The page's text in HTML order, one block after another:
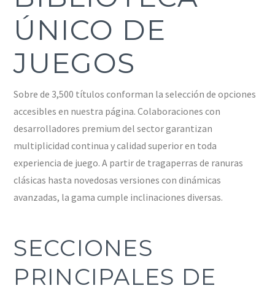
ÚNICO DE
JUEGOS
Sobre de 3,500 títulos conforman la selección de opciones
accesibles en nuestra página. Colaboraciones con
desarrolladores premium del sector garantizan
multiplicidad continua y calidad superior en toda
experiencia de juego. A partir de tragaperras de ranuras
clásicas hasta novedosas versiones con dinámicas
avanzadas, la gama cumple inclinaciones diversas.
SECCIONES
PRINCIPALES DE